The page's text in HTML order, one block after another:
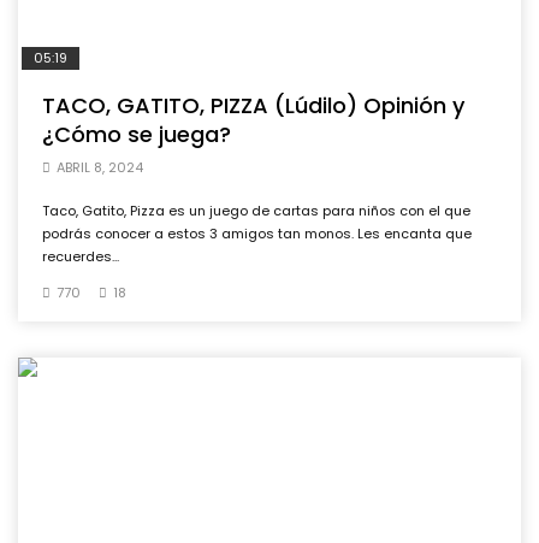
05:19
TACO, GATITO, PIZZA (Lúdilo) Opinión y
¿Cómo se juega?
ABRIL 8, 2024
Taco, Gatito, Pizza es un juego de cartas para niños con el que
podrás conocer a estos 3 amigos tan monos. Les encanta que
recuerdes...
770
18